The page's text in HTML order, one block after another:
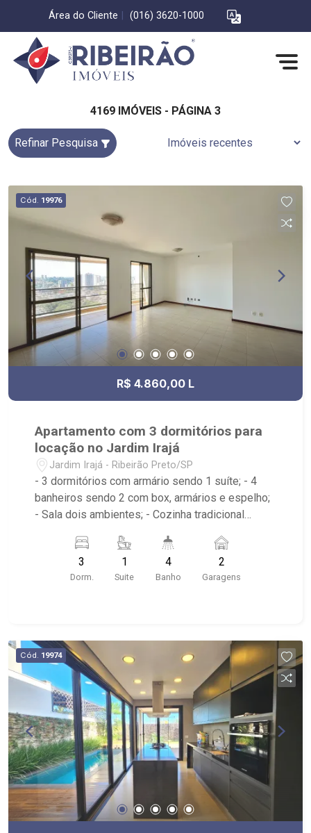
Área do Cliente (016) 3620-1000
4169 IMÓVEIS - PÁGINA 3
Refinar Pesquisa
Cód. 19976
R$ 4.860,00 L
Apartamento com 3 dormitórios para
locação no Jardim Irajá
Jardim Irajá - Ribeirão Preto/SP
- 3 dormitórios com armário sendo 1 suíte; - 4
banheiros sendo 2 com box, armários e espelho;
- Sala dois ambientes; - Cozinha tradicional
planejada com Dormitório e banheiro; - Lavabo; -
Varanda; - Portaria 24h, elevador, piscina,
academia, salão de festa, salão de jogos, área
Ferreira e Parque Raya. Próximo ao colégio Santa
Ursula, supermercado Pão de Açúcar e Droga
Raia.
3
Dorm.
1
Suite
4
Banho
2
Garagens
Cód. 19974